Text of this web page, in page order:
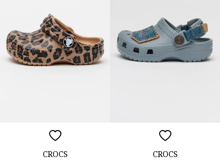
CROCS CROCS